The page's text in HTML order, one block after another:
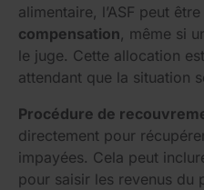
alimentaire, l’ASF peut être
compensation, même si
le juge. Cette allocation
attendant que la situation
Procédure de
directement pour
impayées. Cela peut
pour saisir les revenus du